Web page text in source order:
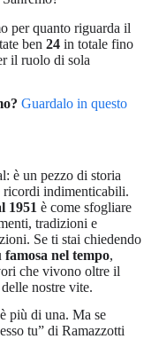
per quanto riguarda il
ben 24 in totale fino
il ruolo di sola
Guardalo in questo
è un pezzo di storia
ricordi indimenticabili.
1951 è come sfogliare
tradizioni e
Se ti stai chiedendo
nel tempo,
che vivono oltre il
nostre vite.
più di una. Ma se
tu” di Ramazzotti